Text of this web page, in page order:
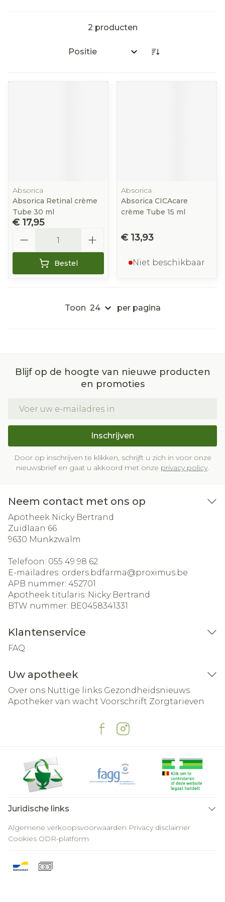
2 producten
Sorteer op:
Absorica
Absorica Retinal crème
Tube 30 ml
€ 17,95
Bestel
Absorica
Absorica CICAcare
crème Tube 15 ml
€ 13,93
Niet beschikbaar
Toon per pagina
Blijf op de hoogte van nieuwe producten
en promoties
Inschrijven
Door op inschrijven te klikken, schrijft u zich in voor onze
nieuwsbrief en gaat u akkoord met onze privacy policy.
Neem contact met ons op
Apotheek Nicky Bertrand
Zuidlaan 66
9630 Munkzwalm
Telefoon: 055 49 98 62
E-mailadres: orders.bdfarma@proximus.be
APB nummer: 452701
Apotheek titularis: Nicky Bertrand
BTW nummer: BE0458341331
Klantenservice
FAQ
Uw apotheek
Over ons Nuttige links Gezondheidsnieuws
Apotheker van wacht Voorschrift Zorgtarieven
Juridische links
Algemene verkoopsvoorwaarden Privacy disclaimer
Cookies ODR-platform